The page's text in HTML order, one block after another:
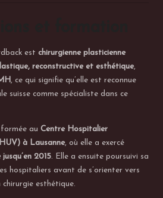
est chirurgienne plasticienne
reconstructive et esthétique,
, ce qui signifie qu’elle est reconnue
suisse comme spécialiste dans ce
formée au Centre Hospitalier
à Lausanne, où elle a exercé
2015. Elle a ensuite poursuivi sa
hospitaliers avant de s’orienter vers
chirurgie esthétique.